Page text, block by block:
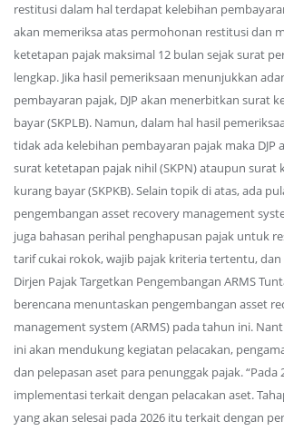
restitusi dalam hal terdapat kelebihan
akan memeriksa atas permohonan restitusi dan
ketetapan pajak maksimal 12 bulan sejak surat
lengkap. Jika hasil pemeriksaan menunjukkan
pembayaran pajak, DJP akan menerbitkan surat
bayar (SKPLB). Namun, dalam hal hasil
tidak ada kelebihan pembayaran pajak maka DJP
surat ketetapan pajak nihil (SKPN) ataupun surat
kurang bayar (SKPKB). Selain topik di atas, ada
pengembangan asset recovery management
juga bahasan perihal penghapusan pajak untuk
tarif cukai rokok, wajib pajak kriteria tertentu, dan
Dirjen Pajak Targetkan Pengembangan ARMS
berencana menuntaskan pengembangan asset
management system (ARMS) pada tahun ini.
ini akan mendukung kegiatan pelacakan,
dan pelepasan aset para penunggak pajak. “Pada
implementasi terkait dengan pelacakan aset.
yang akan selesai pada 2026 itu terkait dengan